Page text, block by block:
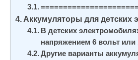
Аккумуляторы для детских
В детских
напряжением 6 вольт или
Другие варианты